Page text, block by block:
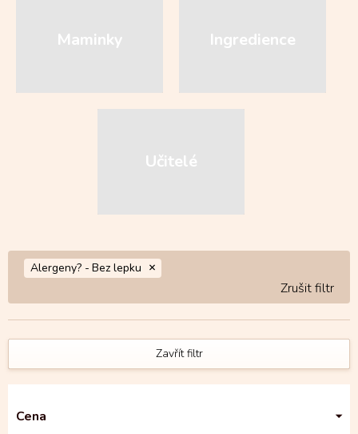
Maminky Ingredience
Učitelé
Alergeny? - Bez lepku
Zavřít filtr
Cena